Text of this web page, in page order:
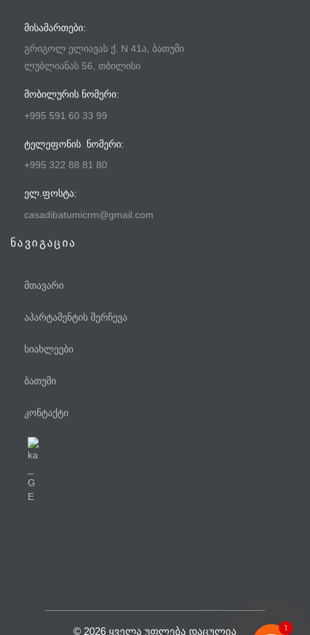
ᲛᲘᲡᲐᲛᲐᲠᲗᲔᲑᲘ:
გრიგოლ ელიავას ქ. N 41ა, ბათუმი
ლუბლიანას 56, თბილისი
ᲛᲝᲑᲘᲚᲣᲠᲘᲡ ᲜᲝᲛᲔᲠᲘ:
+995 591 60 33 99
ᲢᲔᲚᲔᲤᲝᲜᲘᲡ ᲜᲝᲛᲔᲠᲘ:
+995 322 88 81 80
ᲔᲚ.ᲤᲝᲡᲢᲐ:
casadibatumicrm@gmail.com
ნავიგაცია
მთავარი
აპარტამენტის შერჩევა
სიახლეები
ბათუმი
კონტაქტი
© 2026 ᲧᲕᲔᲚᲐ ᲣᲤᲚᲔᲑᲐ ᲓᲐᲪᲣᲚᲘᲐ 1